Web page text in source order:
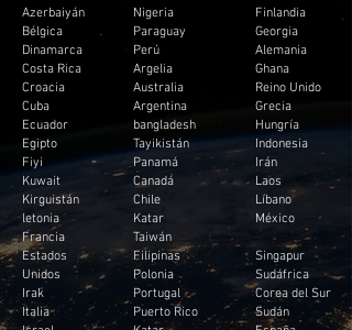
Azerbaiyán
Bélgica
Dinamarca
Costa Rica
Croacia
Cuba
Ecuador
Egipto
Fiyi
Kuwait
Kirguistán
letonia
Francia
Estados
Unidos
Irak
Italia
Nigeria
Paraguay
Perú
Argelia
Australia
Argentina
bangladesh
Tayikistán
Panamá
Canadá
Chile
Katar
Taiwán
Filipinas
Polonia
Portugal
Puerto Rico
Finlandia
Georgia
Alemania
Ghana
Reino Unido
Grecia
Hungría
Indonesia
Irán
Laos
Líbano
México
Singapur
Sudáfrica
Corea del Sur
Sudán